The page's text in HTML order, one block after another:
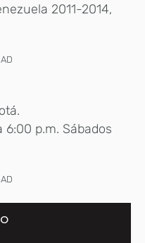
2011-2014,
6:00 p.m. Sábados